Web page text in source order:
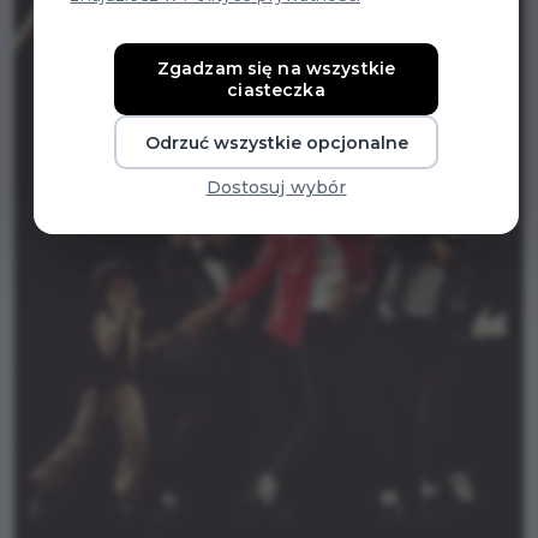
Zgadzam się na wszystkie
ciasteczka
Odrzuć wszystkie opcjonalne
Dostosuj wybór